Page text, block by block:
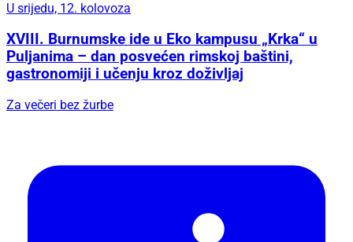
U srijedu, 12. kolovoza
XVIII. Burnumske ide u Eko kampusu „Krka“ u
Puljanima – dan posvećen rimskoj baštini,
gastronomiji i učenju kroz doživljaj
Za večeri bez žurbe